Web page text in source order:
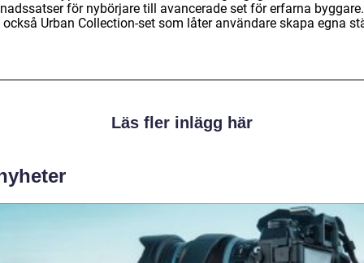
för nybörjare till avancerade set för erfarna
Urban Collection-set som låter användare skapa egna
Läs fler inlägg här